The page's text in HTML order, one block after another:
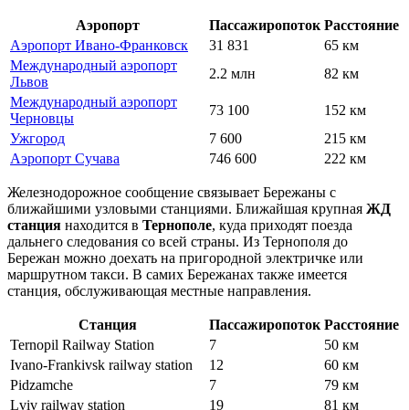
Аэропорт Пассажиропоток Расстояние
Аэропорт Ивано-Франковск
31 831
65 км
Международный аэропорт
Львов
2.2 млн
82 км
Международный аэропорт
Черновцы
73 100
152 км
Ужгород
7 600
215 км
Аэропорт Сучава
746 600 222 км
Железнодорожное сообщение связывает Бережаны с
ближайшими узловыми станциями. Ближайшая крупная ЖД
станция находится в Тернополе, куда приходят поезда
дальнего следования со всей страны. Из Тернополя до
Бережан можно доехать на пригородной электричке или
маршрутном такси. В самих Бережанах также имеется
станция, обслуживающая местные направления.
Станция Пассажиропоток Расстояние
Ternopil Railway Station
7
50 км
Ivano-Frankivsk railway station
12
60 км
Pidzamche
7
79 км
Lviv railway station
19
81 км